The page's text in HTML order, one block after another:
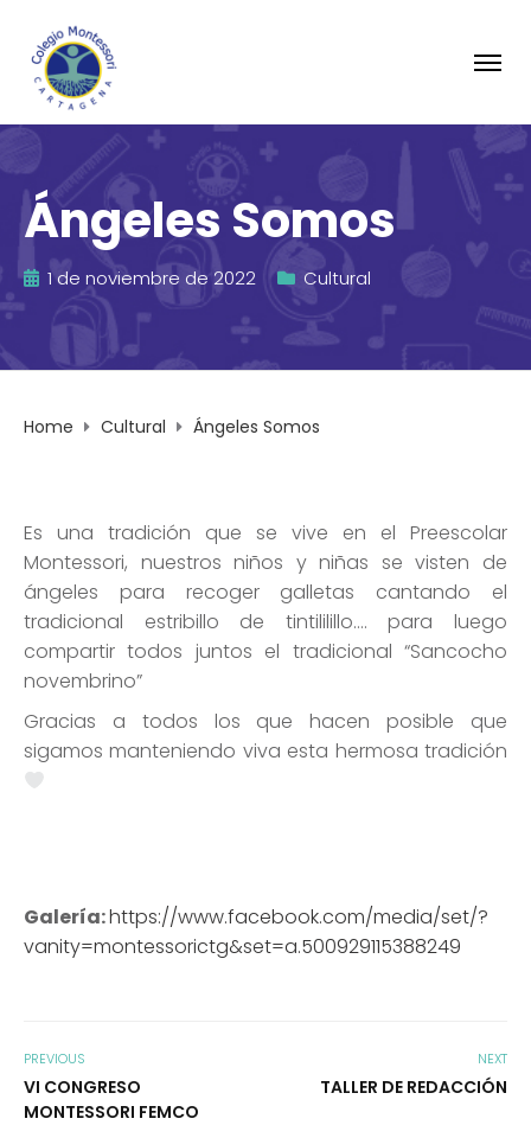
Ángeles Somos
1 de noviembre de 2022 Cultural
Home Cultural Ángeles Somos
Es una tradición que se vive en el Preescolar
Montessori, nuestros niños y niñas se visten de
ángeles para recoger galletas cantando el
tradicional estribillo de tintililillo…. para luego
compartir todos juntos el tradicional “Sancocho
novembrino”
Gracias a todos los que hacen posible que
sigamos manteniendo viva esta hermosa tradición
Galería:https://www.facebook.com/media/set/?
vanity=montessorictg&set=a.500929115388249
PREVIOUS
VI CONGRESO
MONTESSORI FEMCO
NEXT
TALLER DE REDACCIÓN